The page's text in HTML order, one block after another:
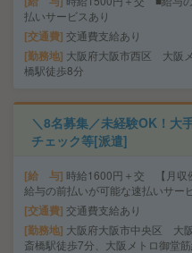
払いサービスあり
交通費 交通費支給あり
勤務地 大阪府大阪市西区 大阪
橋駅徒歩8分
＼8名募集／未経験OK！大
チェック等[派遣]
給 与 時給1600円＋交 【月
給与の前払いが可能な速払いサー
交通費 交通費支給あり
勤務地 大阪府大阪市中央区 大
斎橋駅徒歩7分、大阪メトロ御堂